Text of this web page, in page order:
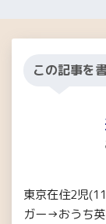
この記事を
東京在住2児
ガー→おうち英